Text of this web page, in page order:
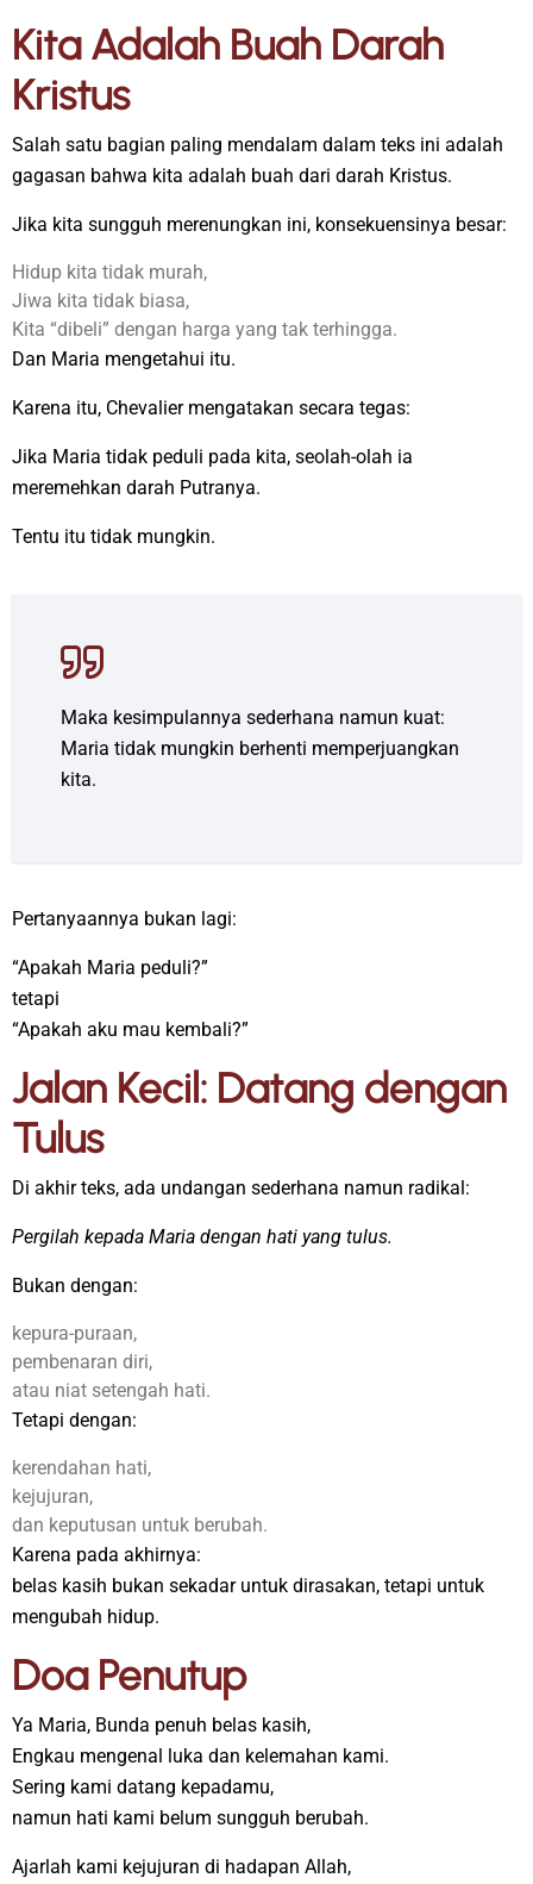
Kita Adalah Buah Darah
Kristus
Salah satu bagian paling mendalam dalam teks ini adalah
gagasan bahwa kita adalah buah dari darah Kristus.
Jika kita sungguh merenungkan ini, konsekuensinya besar:
Hidup kita tidak murah,
Jiwa kita tidak biasa,
Kita “dibeli” dengan harga yang tak terhingga.
Dan Maria mengetahui itu.
Karena itu, Chevalier mengatakan secara tegas:
Jika Maria tidak peduli pada kita, seolah-olah ia
meremehkan darah Putranya.
Tentu itu tidak mungkin.
Maka kesimpulannya sederhana namun kuat:
Maria tidak mungkin berhenti memperjuangkan
kita.
Pertanyaannya bukan lagi:
“Apakah Maria peduli?”
tetapi
“Apakah aku mau kembali?”
Jalan Kecil: Datang dengan
Tulus
Di akhir teks, ada undangan sederhana namun radikal:
Pergilah kepada Maria dengan hati yang tulus.
Bukan dengan:
kepura-puraan,
pembenaran diri,
atau niat setengah hati.
Tetapi dengan:
kerendahan hati,
kejujuran,
dan keputusan untuk berubah.
Karena pada akhirnya:
belas kasih bukan sekadar untuk dirasakan, tetapi untuk
mengubah hidup.
Doa Penutup
Ya Maria, Bunda penuh belas kasih,
Engkau mengenal luka dan kelemahan kami.
Sering kami datang kepadamu,
namun hati kami belum sungguh berubah.
Ajarlah kami kejujuran di hadapan Allah,